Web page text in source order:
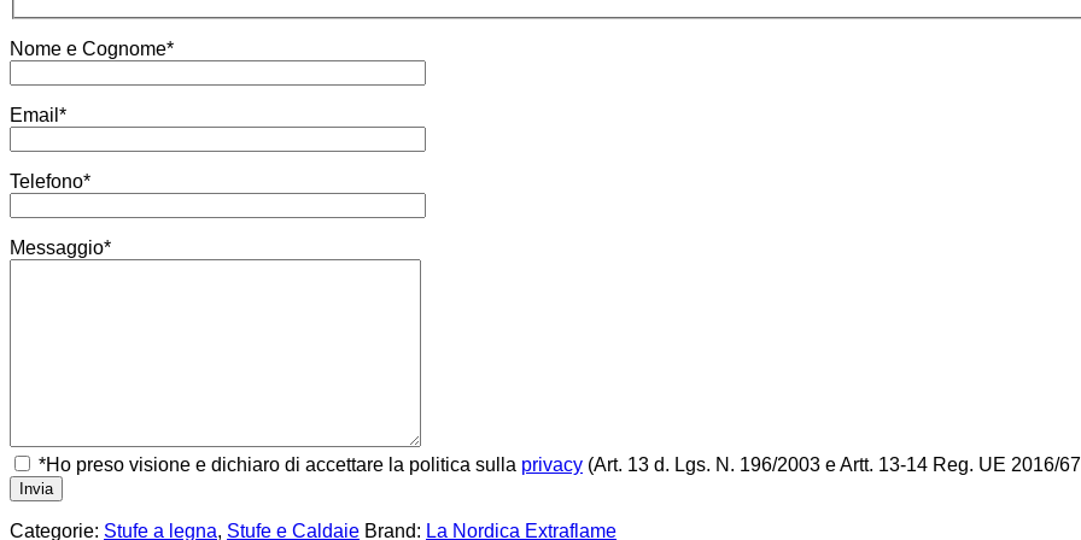
Nome e Cognome*
Email*
Telefono*
Messaggio*
*Ho preso visione e dichiaro di accettare la politica sulla privacy (Art. 13 d. Lgs. N. 196/2003 e Artt. 13-14 Reg. UE 2016/
Categorie: Stufe a legna, Stufe e Caldaie Brand: La Nordica Extraflame